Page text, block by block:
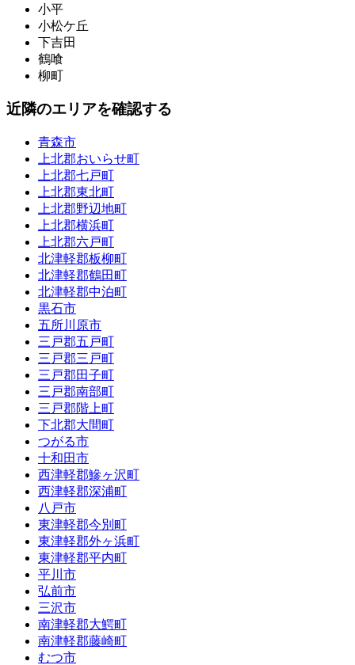
小平
小松ケ丘
下吉田
鶴喰
柳町
近隣のエリアを確認する
青森市
上北郡おいらせ町
上北郡七戸町
上北郡東北町
上北郡野辺地町
上北郡横浜町
上北郡六戸町
北津軽郡板柳町
北津軽郡鶴田町
北津軽郡中泊町
黒石市
五所川原市
三戸郡五戸町
三戸郡三戸町
三戸郡田子町
三戸郡南部町
三戸郡階上町
下北郡大間町
つがる市
十和田市
西津軽郡鰺ヶ沢町
西津軽郡深浦町
八戸市
東津軽郡今別町
東津軽郡外ヶ浜町
東津軽郡平内町
平川市
弘前市
三沢市
南津軽郡大鰐町
南津軽郡藤崎町
むつ市